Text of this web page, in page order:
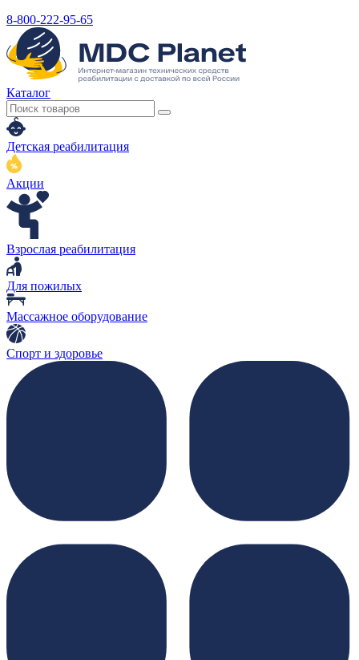
8-800-222-95-65
Каталог
Детская реабилитация
Акции
Взрослая реабилитация
Для пожилых
Массажное оборудование
Спорт и здоровье